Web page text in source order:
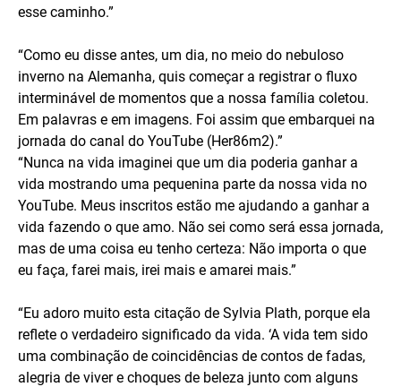
esse caminho.”
“Como eu disse antes, um dia, no meio do nebuloso
inverno na Alemanha, quis começar a registrar o fluxo
interminável de momentos que a nossa família coletou.
Em palavras e em imagens. Foi assim que embarquei na
jornada do canal do YouTube (Her86m2).”
“Nunca na vida imaginei que um dia poderia ganhar a
vida mostrando uma pequenina parte da nossa vida no
YouTube. Meus inscritos estão me ajudando a ganhar a
vida fazendo o que amo. Não sei como será essa jornada,
mas de uma coisa eu tenho certeza: Não importa o que
eu faça, farei mais, irei mais e amarei mais.”
“Eu adoro muito esta citação de Sylvia Plath, porque ela
reflete o verdadeiro significado da vida. ‘A vida tem sido
uma combinação de coincidências de contos de fadas,
alegria de viver e choques de beleza junto com alguns